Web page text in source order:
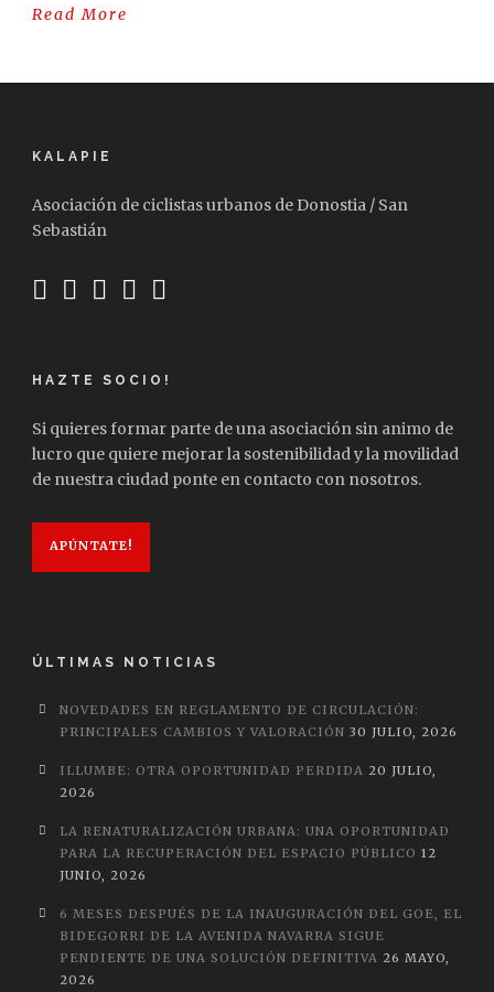
Read More
KALAPIE
Asociación de ciclistas urbanos de Donostia / San
Sebastián
HAZTE SOCIO!
Si quieres formar parte de una asociación sin animo de
lucro que quiere mejorar la sostenibilidad y la movilidad
de nuestra ciudad ponte en contacto con nosotros.
APÚNTATE!
ÚLTIMAS NOTICIAS
NOVEDADES EN REGLAMENTO DE CIRCULACIÓN:
PRINCIPALES CAMBIOS Y VALORACIÓN 30 JULIO, 2026
ILLUMBE: OTRA OPORTUNIDAD PERDIDA 20 JULIO,
2026
LA RENATURALIZACIÓN URBANA: UNA OPORTUNIDAD
PARA LA RECUPERACIÓN DEL ESPACIO PÚBLICO 12
JUNIO, 2026
6 MESES DESPUÉS DE LA INAUGURACIÓN DEL GOE, EL
BIDEGORRI DE LA AVENIDA NAVARRA SIGUE
PENDIENTE DE UNA SOLUCIÓN DEFINITIVA 26 MAYO,
2026